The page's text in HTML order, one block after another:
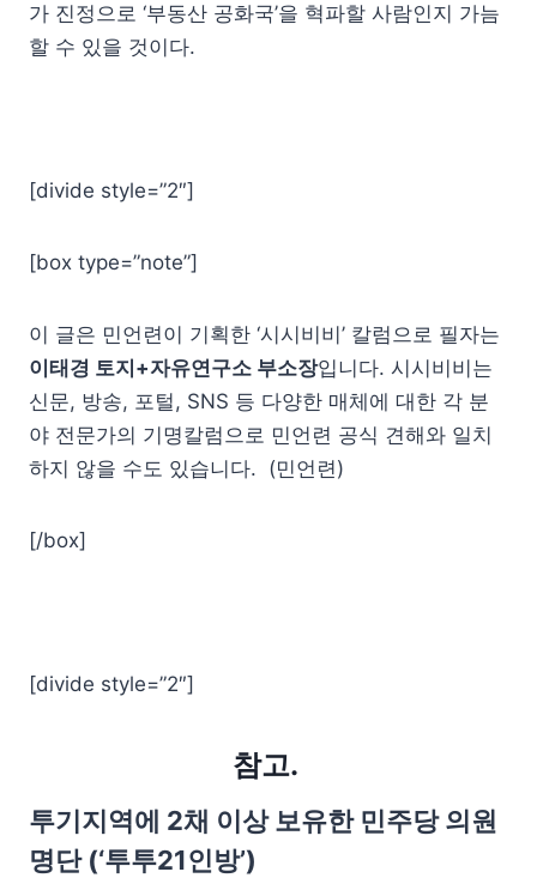
가 진정으로 ‘부동산 공화국’을 혁파할 사람인지 가늠
할 수 있을 것이다.
[divide style=”2″]
[box type=”note”]
이 글은 민언련이 기획한 ‘시시비비’ 칼럼으로 필자는
이태경 토지+자유연구소 부소장입니다. 시시비비는
신문, 방송, 포털, SNS 등 다양한 매체에 대한 각 분
야 전문가의 기명칼럼으로 민언련 공식 견해와 일치
하지 않을 수도 있습니다. (민언련)
[/box]
[divide style=”2″]
참고.
투기지역에 2채 이상 보유한 민주당 의원
명단 (‘투투21인방’)